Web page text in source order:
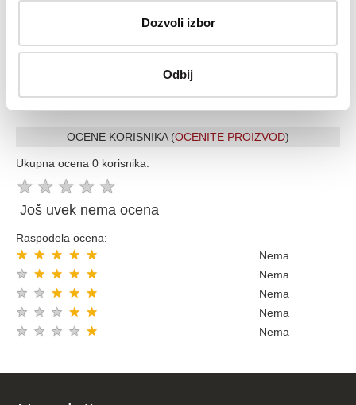
Dozvoli izbor
Odbij
Vise od 200.000 zadovoljnih kupaca
Uvek dostupna podrška i servis
Kupovinom preko 8000 din popust 5% sledecom kupovinom
OCENE KORISNIKA (OCENITE PROIZVOD)
Ukupna ocena 0 korisnika:
★ ★ ★ ★ ★
Još uvek nema ocena
Raspodela ocena:
★
★
★
★
★ Nema
★
★
★
★
★ Nema
★
★
★
★
★ Nema
★
★
★
★
★ Nema
★
★
★
★
★ Nema